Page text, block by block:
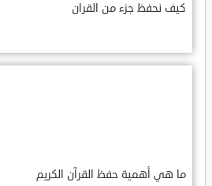
كيف نحفظ جزء من القران
ما هي أهمية حفظ القرآن الكريم